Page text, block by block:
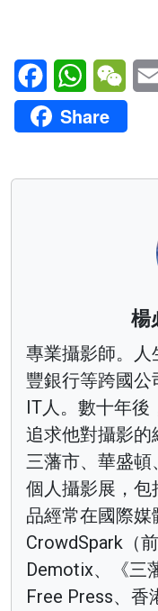
FacebookWhatsApp
Share
楊
專業攝影師。
豐銀行等跨國
IT人。數十年後
追求他對攝影的
三藩市、華盛
個人攝影展，包
品經常在國際媒
CrowdSpark（
Demotix、《三
Free Press、香